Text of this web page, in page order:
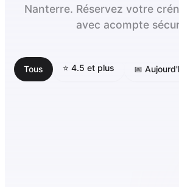
Nanterre. Réservez votre
avec acompte
Tous ⭐ 4.5 et plus 📅